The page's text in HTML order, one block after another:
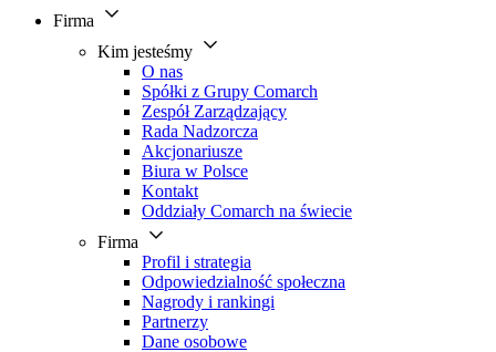
Firma
Kim jesteśmy
O nas
Spółki z Grupy Comarch
Zespół Zarządzający
Rada Nadzorcza
Akcjonariusze
Biura w Polsce
Kontakt
Oddziały Comarch na świecie
Firma
Profil i strategia
Odpowiedzialność społeczna
Nagrody i rankingi
Partnerzy
Dane osobowe